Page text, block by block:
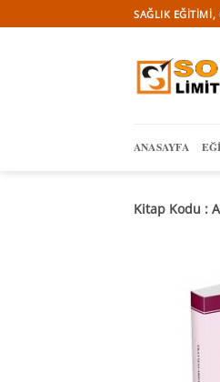
atla
SAĞLIK EĞITIMI,
ANASAYFA
Kitap Kodu :